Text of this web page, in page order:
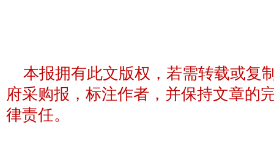
本报拥有此文版权，若需转载或复
府采购报，标注作者，并保持文章的
律责任。